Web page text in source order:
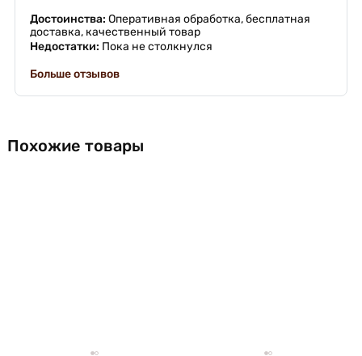
Достоинства: Оперативная обработка, бесплатная
доставка, качественный товар
Недостатки: Пока не столкнулся
Больше отзывов
Похожие товары